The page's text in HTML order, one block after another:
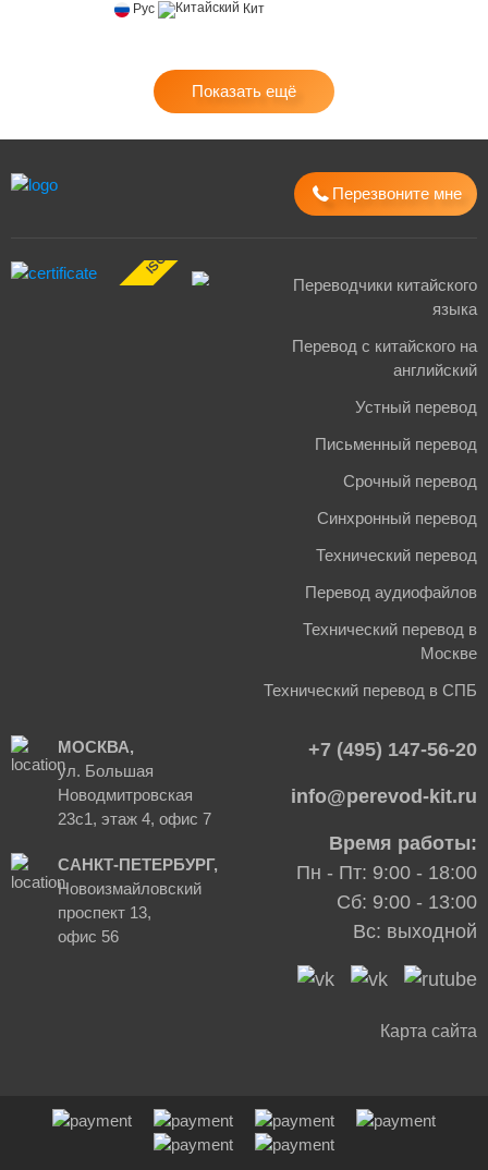
Рус Кит
Показать ещё
Перезвоните мне
Переводчики китайского
языка
Перевод с китайского на
английский
Устный перевод
Письменный перевод
Срочный перевод
Синхронный перевод
Технический перевод
Перевод аудиофайлов
Технический перевод в
Москве
Технический перевод в СПБ
МОСКВА,
ул. Большая
Новодмитровская
23с1, этаж 4, офис 7
САНКТ-ПЕТЕРБУРГ,
Новоизмайловский
проспект 13,
офис 56
+7 (495) 147-56-20
info@perevod-kit.ru
Время работы:
Пн - Пт: 9:00 - 18:00
Сб: 9:00 - 13:00
Вс: выходной
Карта сайта